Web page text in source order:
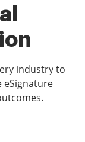
industry to
eSignature